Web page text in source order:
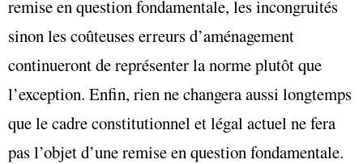
remise en question fondamentale, les incongruités
sinon les coûteuses erreurs d’aménagement
continueront de représenter la norme plutôt que
l’exception. Enfin, rien ne changera aussi longtemps
que le cadre constitutionnel et légal actuel ne fera
pas l’objet d’une remise en question fondamentale.